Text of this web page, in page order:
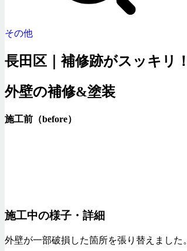
その他
長田区｜補修跡がスッキリ
外壁の補修&塗装
施工前（before
施工中の様子・詳細
外壁が一部破損した箇所を張り替えました。